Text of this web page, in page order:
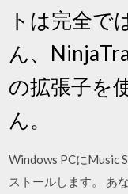
トは完全で
ん、
の拡張子を
ん。
Windows PCにMusic
ストールします。 あ